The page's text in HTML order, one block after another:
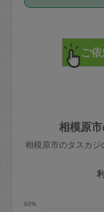
料が発生
直前キャ
72時間前
依頼者不
金額の
※例：依
まず、条
みてくだ
その後、
ジさんと
てくださ
不在時に
きた場合
ご注意く
で、必ず
れて依頼
けてくださ
玉、など
あわせて
はありま
相模原
相模原市のタスカジ
60%